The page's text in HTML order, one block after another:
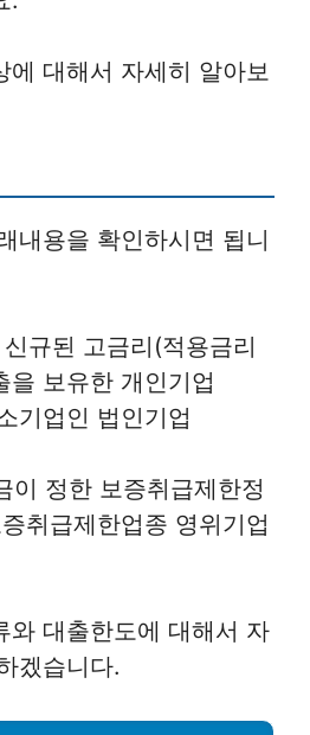
에 대해서 자세히 알아보
내용을 확인하시면 됩니
규된 고금리(적용금리
을 보유한 개인기업
기업인 법인기업
이 정한 보증취급제한정
취급제한업종 영위기업
와 대출한도에 대해서 자
겠습니다.